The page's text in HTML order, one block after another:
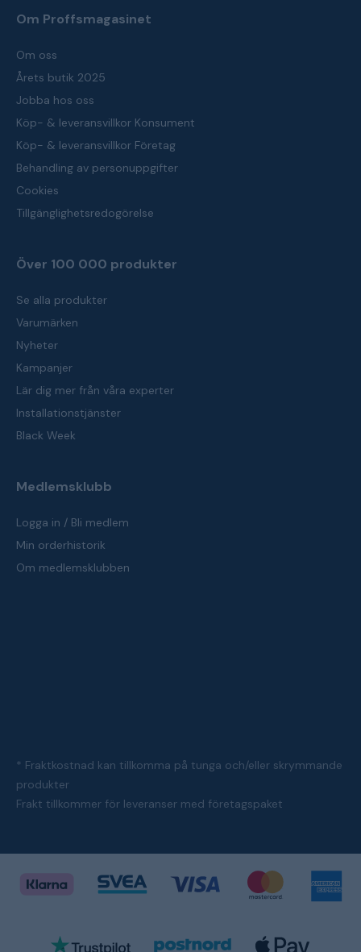
Om Proffsmagasinet
Om oss
Årets butik 2025
Jobba hos oss
Köp- & leveransvillkor Konsument
Köp- & leveransvillkor Företag
Behandling av personuppgifter
Cookies
Tillgänglighetsredogörelse
Över 100 000 produkter
Se alla produkter
Varumärken
Nyheter
Kampanjer
Lär dig mer från våra experter
Installationstjänster
Black Week
Medlemsklubb
Logga in / Bli medlem
Min orderhistorik
Om medlemsklubben
* Fraktkostnad kan tillkomma på tunga och/eller skrymmande
produkter
Frakt tillkommer för leveranser med företagspaket